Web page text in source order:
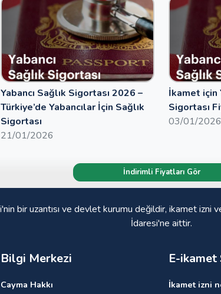
Yabancı Sağlık Sigortası 2026 –
Türkiye’de Yabancılar İçin Sağlık
Sigortası
21/01/2026
İkamet için
Sigortası
03/01/2026
İndirimli Fiyatları Gör
bir uzantısı ve devlet kurumu değildir, ikamet izni
İdaresi'ne aittir.
Bilgi Merkezi
Cayma Hakkı
E-
İkamet izni